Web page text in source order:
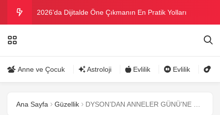
2026’da Dijitalde Öne Çıkmanın En Pratik Yolları
Danla Bilic ile Reynmen Miami’de tatilde
Anne ve Çocuk Astroloji Evlilik Evlilik
Ana Sayfa Güzellik